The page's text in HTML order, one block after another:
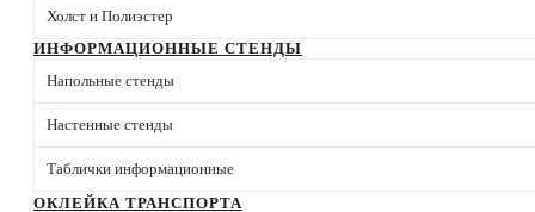
Холст и Полиэстер
ИНФОРМАЦИОННЫЕ СТЕНДЫ
Напольные стенды
Настенные стенды
Таблички информационные
ОКЛЕЙКА ТРАНСПОРТА